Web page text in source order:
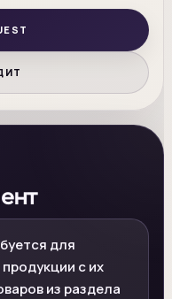
для
с их
из раздела